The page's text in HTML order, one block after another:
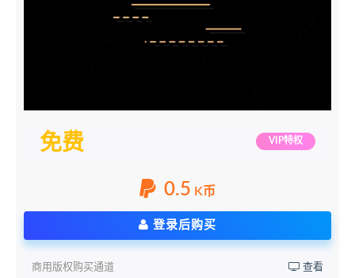
免费 VIP特权
0.5 K币
登录后购买
商用版权购买通道 查看